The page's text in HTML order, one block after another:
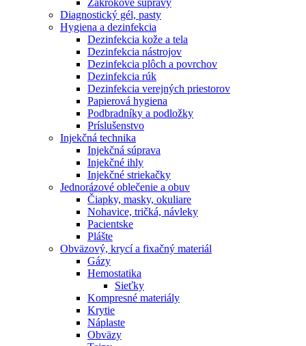
Zákrokové súpravy
Diagnostický gél, pasty
Hygiena a dezinfekcia
Dezinfekcia kože a tela
Dezinfekcia nástrojov
Dezinfekcia plôch a povrchov
Dezinfekcia rúk
Dezinfekcia verejných priestorov
Papierová hygiena
Podbradníky a podložky
Príslušenstvo
Injekčná technika
Injekčná súprava
Injekčné ihly
Injekčné striekačky
Jednorázové oblečenie a obuv
Čiapky, masky, okuliare
Nohavice, tričká, návleky
Pacientske
Plášte
Obväzový, krycí a fixačný materiál
Gázy
Hemostatika
Sieťky
Kompresné materiály
Krytie
Náplaste
Obväzy